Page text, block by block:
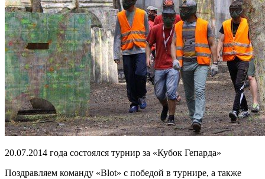
20.07.2014 года состоялся турнир за «Кубок Гепарда»
Поздравляем команду «Blot» с победой в турнире, а также